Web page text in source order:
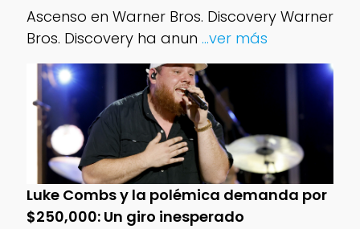
Ascenso en Warner Bros. Discovery Warner
Bros. Discovery ha anun ...ver más
Luke Combs y la polémica demanda por
$250,000: Un giro inesperado